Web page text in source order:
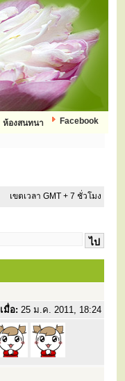
Facebook
ห้องสนทนา
เขตเวลา GMT + 7 ชั่วโมง
เมื่อ: 25 ม.ค. 2011, 18:24